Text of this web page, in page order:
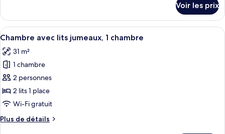
chambre :
Standard
Twin
Room
le
type
de
Standard
Twin
Room
Voir les prix
Afficher
toutes
les
photos
pour
ce
type
chambre :
Un grand lit avec du linge de lit
7
Chambre avec lits jumeaux, 1 chambre
31 m²
1 chambre
2 personnes
2 lits 1 place
Wi-Fi gratuit
Plus de détails
Plus